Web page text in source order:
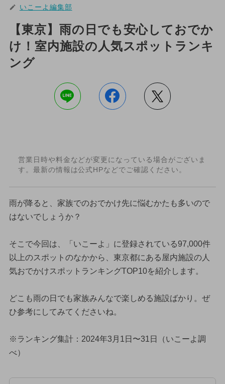
いこーよ編集部
【東京】雨の日でも安心しておでか
け！室内施設の人気スポットランキ
ング
営業日時や料金などが変更になっている場合がございま
す。最新の情報は公式HPなどでご確認ください。
雨が降ると、家族でのおでかけ先に悩むかたも多いので
はないでしょうか？
そこで今回は、「いこーよ」に登録されている97,000件
以上のスポットのなかから、東京都にある屋内施設の人
気おでかけスポットランキングTOP10を紹介します。
どこも雨の日でも家族みんなで楽しめる施設ばかり。ぜ
ひ参考にしてみてくださいね。
※ランキング集計：2024年3月1日〜31日（いこーよ調
べ）